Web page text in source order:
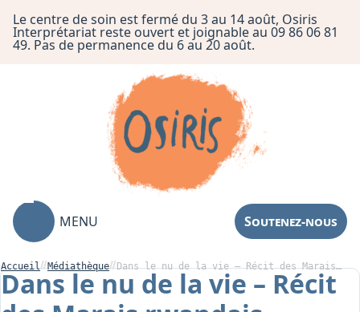
Le centre de soin est fermé du 3 au 14 août, Osiris
Interprétariat reste ouvert et joignable au 09 86 06 81
49. Pas de permanence du 6 au 20 août.
MENU Soutenez-nous
Accueil Médiathèque Dans le nu de la vie – Récit des Marais…
Dans le nu de la vie – Récit